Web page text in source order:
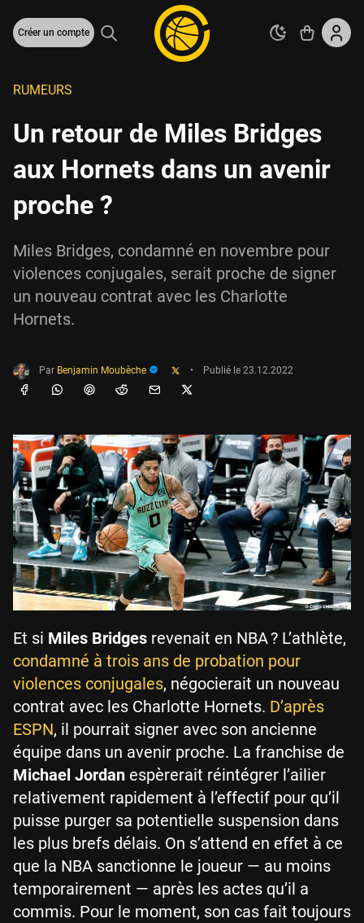
Créer un compte
RUMEURS
Un retour de Miles Bridges
aux Hornets dans un avenir
proche ?
Miles Bridges, condamné en novembre pour
violences conjugales, serait proche de signer
un nouveau contrat avec les Charlotte
Hornets.
Par Benjamin Moubèche • Publié le 23.12.2022
Et si Miles Bridges revenait en NBA ? L’athlète,
condamné à trois ans de probation pour
violences conjugales, négocierait un nouveau
contrat avec les Charlotte Hornets. D’après
ESPN, il pourrait signer avec son ancienne
équipe dans un avenir proche. La franchise de
Michael Jordan espèrerait réintégrer l’ailier
relativement rapidement à l’effectif pour qu’il
puisse purger sa potentielle suspension dans
les plus brefs délais. On s’attend en effet à ce
que la NBA sanctionne le joueur — au moins
temporairement — après les actes qu’il a
commis. Pour le moment, son cas fait toujours